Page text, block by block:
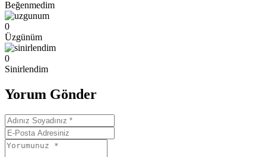
Beğenmedim
0
Üzgünüm
0
Sinirlendim
Yorum Gönder